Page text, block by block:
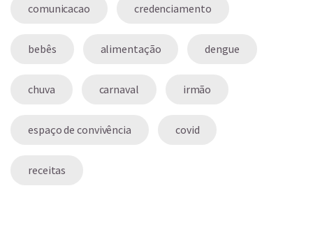
comunicacao credenciamento
bebês alimentação dengue
chuva carnaval irmão
espaço de convivência covid
receitas